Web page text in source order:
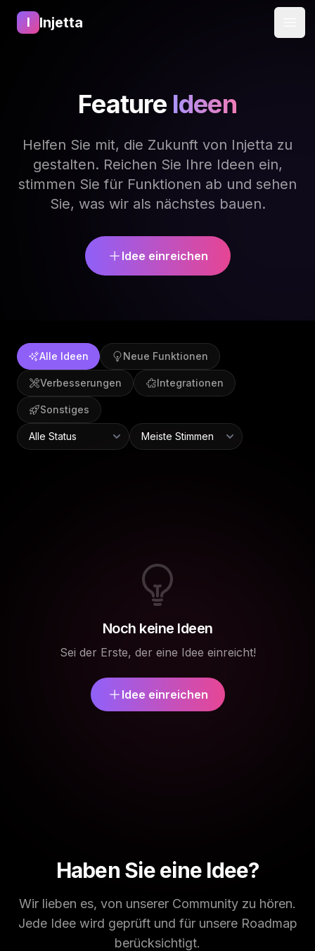
I Injetta
Feature Ideen
Helfen Sie mit, die Zukunft von Injetta zu
gestalten. Reichen Sie Ihre Ideen ein,
stimmen Sie für Funktionen ab und sehen
Sie, was wir als nächstes bauen.
Idee einreichen
Alle Ideen Neue Funktionen
Verbesserungen Integrationen
Sonstiges
Noch keine Ideen
Sei der Erste, der eine Idee einreicht!
Idee einreichen
Haben Sie eine Idee?
Wir lieben es, von unserer Community zu hören.
Jede Idee wird geprüft und für unsere Roadmap
berücksichtigt.